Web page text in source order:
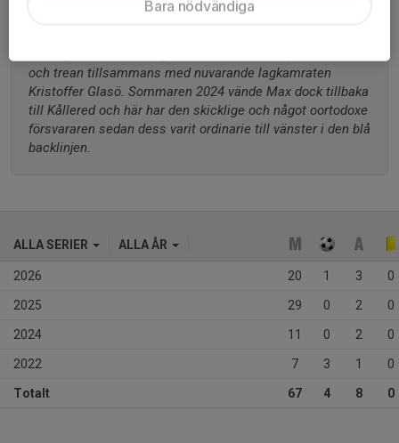
division 3 sydvästra Götaland säsongen 2022. Härifrån
och trean tillsammans med nuvarande lagkamraten
Kristoffer Glasö. Sommaren 2024 vände Max dock tillbaka
till Kållered och här har den skicklige och något oortodoxe
försvararen sedan dess varit ordinarie till vänster i den blå
backlinjen.
ALLA SERIER ALLA ÅR
2026 20 1 3 0
2025 29 0 2 0
2024 11 0 2 0
2022 7 3 1 0
Totalt 67 4 8 0
Bara nödvändiga